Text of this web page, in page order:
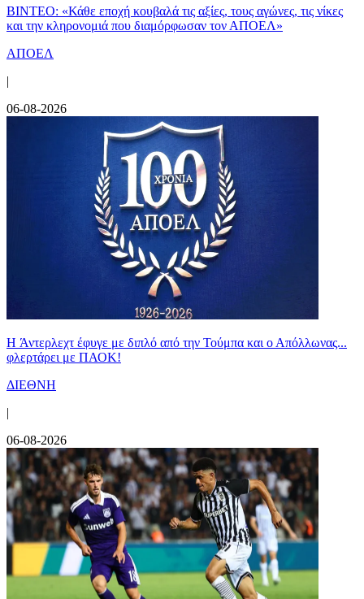
ΒΙΝΤΕΟ: «Κάθε εποχή κουβαλά τις αξίες, τους αγώνες, τις νίκες
και την κληρονομιά που διαμόρφωσαν τον ΑΠΟΕΛ»
ΑΠΟΕΛ
|
06-08-2026
H Άντερλεχτ έφυγε με διπλό από την Τούμπα και ο Απόλλωνας...
φλερτάρει με ΠΑΟΚ!
ΔΙΕΘΝΗ
|
06-08-2026